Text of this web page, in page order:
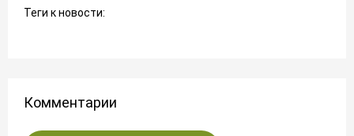
Теги к новости:
Комментарии